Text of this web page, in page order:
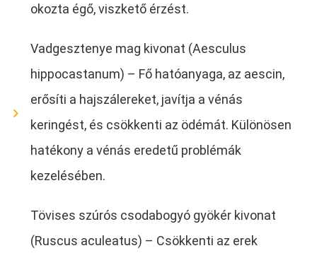
okozta égő, viszkető érzést.
Vadgesztenye mag kivonat (Aesculus
hippocastanum) – Fő hatóanyaga, az aescin,
erősíti a hajszálereket, javítja a vénás
keringést, és csökkenti az ödémát. Különösen
hatékony a vénás eredetű problémák
kezelésében.
Tövises szúrós csodabogyó gyökér kivonat
(Ruscus aculeatus) – Csökkenti az erek